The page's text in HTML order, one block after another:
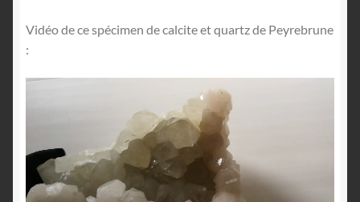
Vidéo de ce spécimen de calcite et quartz de Peyrebrune
:
Lecteur